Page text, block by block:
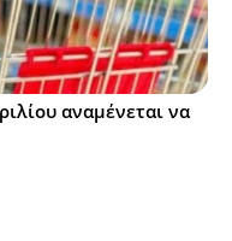
αναμένεται να